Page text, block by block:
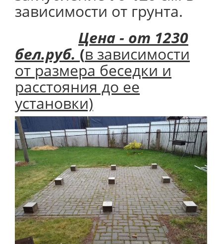
зависимости от грунта.
Цена - от 1230
бел.руб. (в зависимости
от размера беседки и
расстояния до ее
установки)